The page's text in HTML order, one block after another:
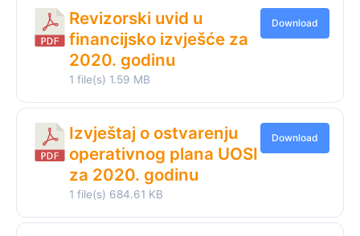
Revizorski uvid u
financijsko izvješće za
2020. godinu
1 file(s) 1.59 MB
Download
Izvještaj o ostvarenju
operativnog plana UOSI
za 2020. godinu
1 file(s) 684.61 KB
Download